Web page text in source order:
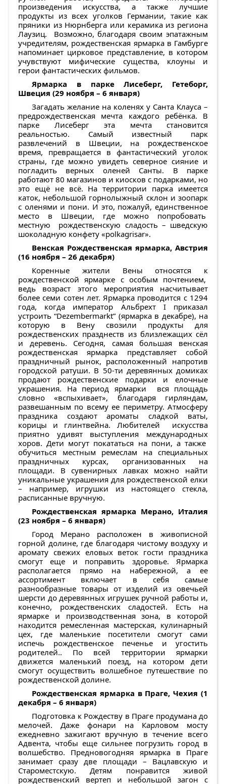
произведения искусства, а также лучшие
продукты из всех уголков Германии, такие как
пряники из Нюрнберга или керамика из региона
Лаузиц. Возможно, благодаря своим эпатажным
учредителям, рождественская ярмарка в Гамбурге
напоминает цирковое представление, в котором
учувствуют мифические существа, клоуны и
герои фантастических фильмов.
Ярмарка в парке Лисеберг, Гетеборг,
Швеция (29 ноября – 6 января)
Загадать желание на коленях у Санта Клауса –
предрождественская мечта каждого ребёнка. В
парке Лисеберг эта мечта становится
реальностью. Самый известный парк
развлечений в Швеции, на рождественское
время, превращается в фантастический уголок
страны, где можно увидеть северное сияние и
погладить верных оленей Санты. В парке
работают 80 магазинов и киосков с подарками, но
это ещё не всё. На территории парка имеется
каток, небольшой горнолыжный склон и зоопарк
с оленями и пони. И это, пожалуй, единственное
место в Швеции, где можно попробовать
местную рождественскую сладость – шведскую
шоколадную конфету «polkagrisar».
Венская Рождественская ярмарка, Австрия
(16 ноября – 26 декабря)
Коренные жители Вены относятся к
рождественской ярмарке с особым почтением,
ведь возраст этого мероприятия насчитывает
более семи сотен лет. Ярмарка проводится с 1294
года, когда император Альбрехт I приказал
устроить “Dezembermarkt” (ярмарка в декабре), на
которую в Вену свозили продукты для
рождественских празднеств из близлежащих сёл
и деревень. Сегодня, самая большая венская
рождественская ярмарка представляет собой
праздничный рынок, расположенный напротив
городской ратуши. В 50-ти деревянных домиках
продают рождественские подарки и елочные
украшения. На период ярмарки вся площадь
словно «вспыхивает», благодаря гирляндам,
развешанным по всему ее периметру. Атмосферу
праздника создают ароматы сладкой ваты,
корицы и глинтвейна. Любителей искусства
приятно удивят выступления международных
хоров. Дети могут покататься на пони, а также
обучиться местным ремеслам на специальных
праздничных курсах, организованных на
площади. В сувенирных лавках можно найти
уникальные украшения для рождественской елки
– например, игрушки из настоящего стекла,
расписанные вручную.
Рождественская ярмарка Мерано, Италия
(23 ноября – 6 января)
Город Мерано расположен в живописной
горной долине, где благодаря чистому воздуху и
аромату свежих еловых веток гости праздника
смогут еще и поправить здоровье. Ярмарка
располагается прямо на набережной, а ее
ассортимент включает в себя самые
разнообразные товары от изделий из овечьей
шерсти до деревянных игрушек ручной работы и,
конечно, рождественских сладостей. Есть на
ярмарке и производственная зона, в которой
находится ремесленная мастерская, кулинарный
цех, где маленькие посетители смогут сами
испечь рождественское печенье и угостить
родителей.. По всей территории ярмарки
движется маленький поезд, на котором дети
смогут осуществить волшебное путешествие по
рождественской долине.
Рождественская ярмарка в Праге, Чехия (1
декабря – 6 января)
Подготовка к Рождеству в Праге продумана до
мелочей. Даже фонари на Карловом мосту
ежедневно зажигают вручную в течение всего
Адвента, чтобы еще сильнее погрузить город в
волшебство. Предновогодняя ярмарка в Праге
занимает сразу две площади – Вацлавскую и
Староместскую. Детям понравится живой
рождественский вертеп и небольшой загон с